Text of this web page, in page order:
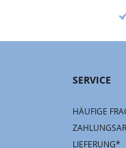
SERVICE
HÄUFIGE
LIEFERUNG*